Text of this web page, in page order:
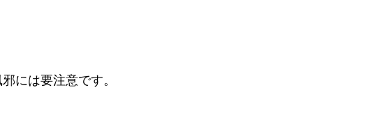
には要注意です。